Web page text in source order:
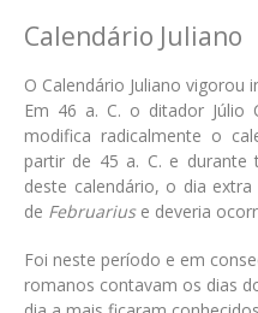
Calendário Juliano
O Calendário Juliano vigorou
Em 46 a. C. o ditador Júlio
modifica radicalmente o
partir de 45 a. C. e durante
deste calendário, o dia
de Februariuse deveria
Foi neste período e em
romanos contavam os dias